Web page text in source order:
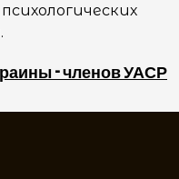
- членов УАСР